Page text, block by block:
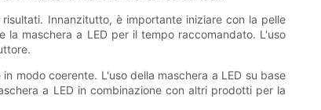
Innanzitutto, è importante iniziare con la pelle
maschera a LED per il tempo raccomandato. L'uso
modo coerente. L'uso della maschera a LED su base
a LED in combinazione con altri prodotti per la